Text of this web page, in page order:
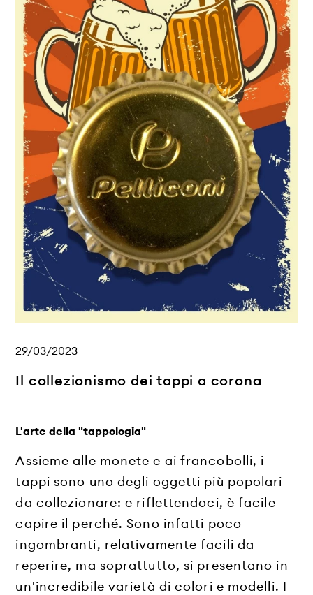
29/03/2023
Il collezionismo dei tappi a corona
L'arte della "tappologia"
Assieme alle monete e ai francobolli, i
tappi sono uno degli oggetti più popolari
da collezionare: e riflettendoci, è facile
capire il perché. Sono infatti poco
ingombranti, relativamente facili da
reperire, ma soprattutto, si presentano in
un'incredibile varietà di colori e modelli. I